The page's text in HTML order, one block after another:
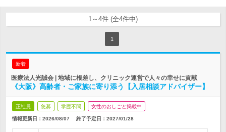
1～4件 (全4件中)
1
新着
医療法人光誠会 | 地域に根差し、クリニック運営で人々の幸せに貢献
《大阪》高齢者・ご家族に寄り添う【入居相談アドバイザー】
正社員 急募 学歴不問 女性のおしごと掲載中
情報更新日：2026/08/07 終了予定日： 2027/01/28